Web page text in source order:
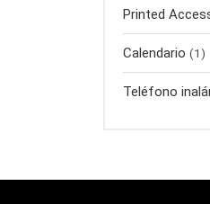
Printed
Calendario (1)
Teléfono